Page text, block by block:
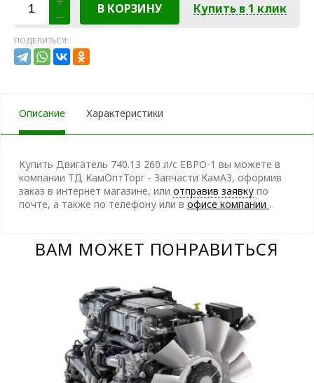
В КОРЗИНУ Купить в 1 клик
ПОДЕЛИТЬСЯ:
Описание Характеристики
Купить Двигатель 740.13 260 л/с ЕВРО-1 вы можете в
компании ТД КамОптТорг - Запчасти КамАЗ, оформив
заказ в интернет магазине, или отправив заявку по
почте, а также по телефону или в офисе компании .
ВАМ МОЖЕТ ПОНРАВИТЬСЯ